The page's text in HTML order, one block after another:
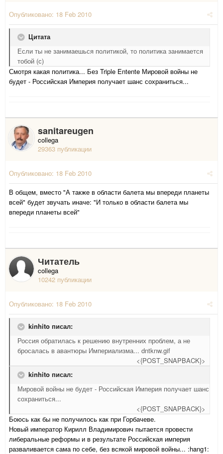
Опубликовано: 18 Feb 2010
Цитата
Если ты не занимаешься политикой, то политика занимается
тобой (с)
Смотря какая политика... Без Triple Entente Мировой войны не
будет - Российская Империя получает шанс сохраниться...
sanitareugen
collega
29363 публикации
Опубликовано: 18 Feb 2010
В общем, вместо "А также в области балета мы впереди планеты
всей" будет звучать иначе: "И только в области балета мы
впереди планеты всей"
Читатель
collega
10242 публикации
Опубликовано: 18 Feb 2010
kinhito писал:
Россия обратилась к решению внутренних проблем, а не
бросалась в авантюры Империализма... dntknw.gif
<{POST_SNAPBACK}>
kinhito писал:
Мировой войны не будет - Российская Империя получает шанс
сохраниться...
<{POST_SNAPBACK}>
Боюсь как бы не получилось как при Горбачеве.
Новый император Кирилл Владимирович пытается провести
либеральные реформы и в результате Российская империя
разваливается сама по себе, без всякой мировой войны... :hang1: